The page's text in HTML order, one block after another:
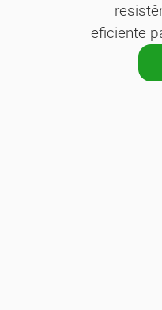
eficiente